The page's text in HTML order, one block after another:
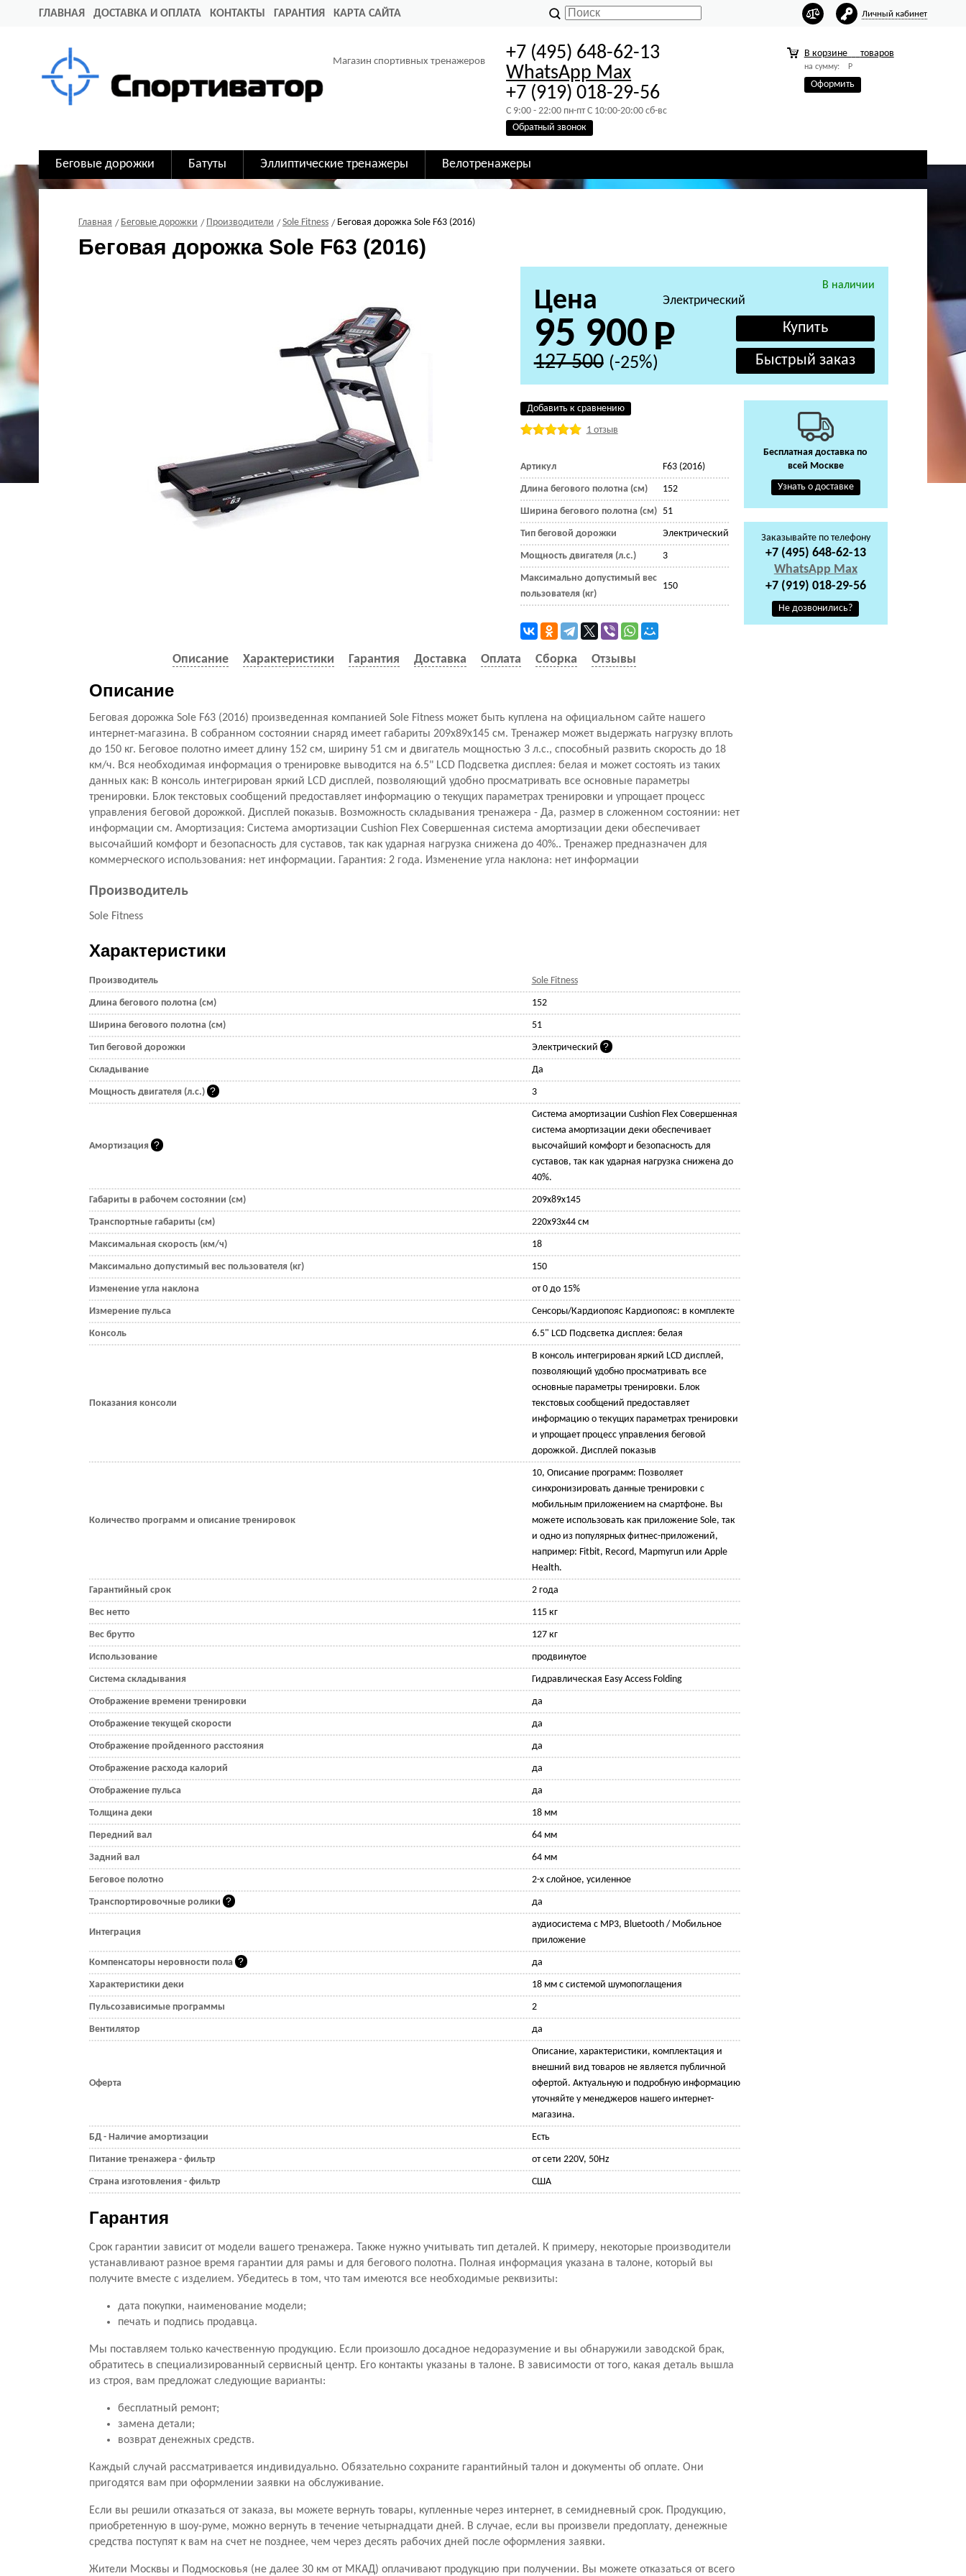
ГЛАВНАЯ ДОСТАВКА И ОПЛАТА КОНТАКТЫ ГАРАНТИЯ КАРТА САЙТА Личный кабинет
Магазин спортивных тренажеров
+7 (495) 648-62-13
WhatsApp Max
+7 (919) 018-29-56
C 9:00 - 22:00 пн-пт C 10:00-20:00 сб-вс
Обратный звонок
В корзине товаров
на сумму: Р
Оформить
Беговые дорожки Батуты Эллиптические тренажеры Велотренажеры
Главная Беговые дорожки Производители Sole Fitness Беговая дорожка Sole F63 (2016)
Беговая дорожка Sole F63 (2016)
В наличии
Электрический
Цена
95 900
127 500 (-25%)
Добавить к сравнению
1 отзыв
Артикул F63 (2016)
Длина бегового полотна (см) 152
Ширина бегового полотна (см) 51
Тип беговой дорожки Электрический
Мощность двигателя (л.с.) 3
Максимально допустимый вес
пользователя (кг)
150
Описание Характеристики Гарантия Доставка Оплата Сборка Отзывы
Описание
Беговая дорожка Sole F63 (2016) произведенная компанией Sole Fitness может быть куплена на официальном сайте нашего
интернет-магазина. В собранном состоянии снаряд имеет габариты 209x89x145 см. Тренажер может выдержать нагрузку вплоть
до 150 кг. Беговое полотно имеет длину 152 см, ширину 51 см и двигатель мощностью 3 л.с., способный развить скорость до 18
км/ч. Вся необходимая информация о тренировке выводится на 6.5" LCD Подсветка дисплея: белая и может состоять из таких
данных как: В консоль интегрирован яркий LCD дисплей, позволяющий удобно просматривать все основные параметры
тренировки. Блок текстовых сообщений предоставляет информацию о текущих параметрах тренировки и упрощает процесс
управления беговой дорожкой. Дисплей показыв. Возможность складывания тренажера - Да, размер в сложенном состоянии: нет
информации см. Амортизация: Система амортизации Cushion Flex Совершенная система амортизации деки обеспечивает
высочайший комфорт и безопасность для суставов, так как ударная нагрузка снижена до 40%.. Тренажер предназначен для
коммерческого использования: нет информации. Гарантия: 2 года. Изменение угла наклона: нет информации
Производитель
Sole Fitness
Характеристики
Производитель Sole Fitness
Длина бегового полотна (см) 152
Ширина бегового полотна (см) 51
Тип беговой дорожки Электрический
Складывание Да
Мощность двигателя (л.с.) 3
Амортизация
Система амортизации Cushion Flex Совершенная
система амортизации деки обеспечивает
высочайший комфорт и безопасность для
суставов, так как ударная нагрузка снижена до
40%.
Габариты в рабочем состоянии (см) 209x89x145
Транспортные габариты (см) 220x93x44 см
Максимальная скорость (км/ч) 18
Максимально допустимый вес пользователя (кг) 150
Изменение угла наклона от 0 до 15%
Измерение пульса Сенсоры/Кардиопояс Кардиопояс: в комплекте
Консоль 6.5" LCD Подсветка дисплея: белая
Показания консоли
В консоль интегрирован яркий LCD дисплей,
позволяющий удобно просматривать все
основные параметры тренировки. Блок
текстовых сообщений предоставляет
информацию о текущих параметрах тренировки
и упрощает процесс управления беговой
дорожкой. Дисплей показыв
Количество программ и описание тренировок
10, Описание программ: Позволяет
синхронизировать данные тренировки с
мобильным приложением на смартфоне. Вы
можете использовать как приложение Sole, так
и одно из популярных фитнес-приложений,
например: Fitbit, Record, Mapmyrun или Apple
Health.
Гарантийный срок 2 года
Вес нетто 115 кг
Вес брутто 127 кг
Использование продвинутое
Система складывания Гидравлическая Easy Access Folding
Отображение времени тренировки да
Отображение текущей скорости да
Отображение пройденного расстояния да
Отображение расхода калорий да
Отображение пульса да
Толщина деки 18 мм
Передний вал 64 мм
Задний вал 64 мм
Беговое полотно 2-х слойное, усиленное
Транспортировочные ролики да
Интеграция
аудиосистема с MP3, Bluetooth / Мобильное
приложение
Компенсаторы неровности пола да
Характеристики деки 18 мм с системой шумопоглащения
Пульсозависимые программы 2
Вентилятор да
Оферта
Описание, характеристики, комплектация и
внешний вид товаров не является публичной
офертой. Актуальную и подробную информацию
уточняйте у менеджеров нашего интернет-
магазина.
БД - Наличие амортизации Есть
Питание тренажера - фильтр от сети 220V, 50Hz
Страна изготовления - фильтр США
Гарантия
Срок гарантии зависит от модели вашего тренажера. Также нужно учитывать тип деталей. К примеру, некоторые производители
устанавливают разное время гарантии для рамы и для бегового полотна. Полная информация указана в талоне, который вы
получите вместе с изделием. Убедитесь в том, что там имеются все необходимые реквизиты:
дата покупки, наименование модели;
печать и подпись продавца.
Мы поставляем только качественную продукцию. Если произошло досадное недоразумение и вы обнаружили заводской брак,
обратитесь в специализированный сервисный центр. Его контакты указаны в талоне. В зависимости от того, какая деталь вышла
из строя, вам предложат следующие варианты:
бесплатный ремонт;
замена детали;
возврат денежных средств.
Каждый случай рассматривается индивидуально. Обязательно сохраните гарантийный талон и документы об оплате. Они
пригодятся вам при оформлении заявки на обслуживание.
Если вы решили отказаться от заказа, вы можете вернуть товары, купленные через интернет, в семидневный срок. Продукцию,
приобретенную в шоу-руме, можно вернуть в течение четырнадцати дней. В случае, если вы произвели предоплату, денежные
средства поступят к вам на счет не позднее, чем через десять рабочих дней после оформления заявки.
Жители Москвы и Подмосковья (не далее 30 км от МКАД) оплачивают продукцию при получении. Вы можете отказаться от всего
Бесплатная доставка по
всей Москве
Узнать о доставке
Заказывайте по телефону
+7 (495) 648-62-13
WhatsApp Max
+7 (919) 018-29-56
Не дозвонились?